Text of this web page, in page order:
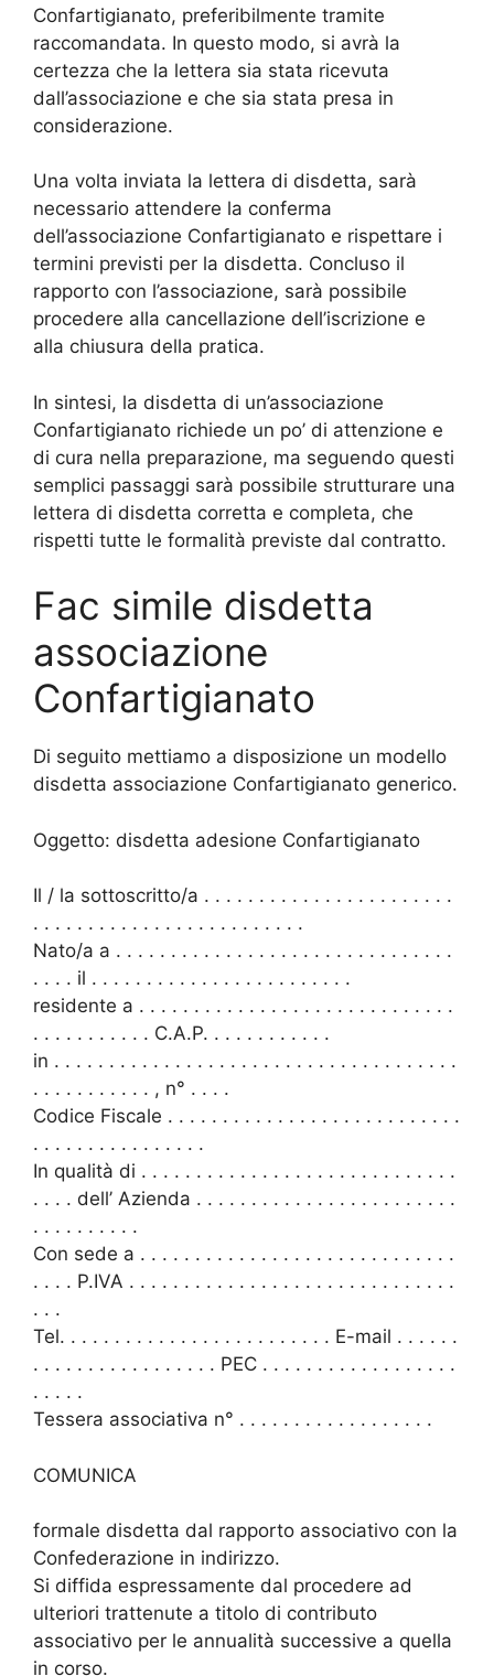
Confartigianato, preferibilmente tramite
raccomandata. In questo modo, si avrà la
certezza che la lettera sia stata ricevuta
dall’associazione e che sia stata presa in
considerazione.
Una volta inviata la lettera di disdetta, sarà
necessario attendere la conferma
dell’associazione Confartigianato e rispettare i
termini previsti per la disdetta. Concluso il
rapporto con l’associazione, sarà possibile
procedere alla cancellazione dell’iscrizione e
alla chiusura della pratica.
In sintesi, la disdetta di un’associazione
Confartigianato richiede un po’ di attenzione e
di cura nella preparazione, ma seguendo questi
semplici passaggi sarà possibile strutturare una
lettera di disdetta corretta e completa, che
rispetti tutte le formalità previste dal contratto.
Fac simile disdetta
associazione
Confartigianato
Di seguito mettiamo a disposizione un modello
disdetta associazione Confartigianato generico.
Oggetto: disdetta adesione Confartigianato
Il / la sottoscritto/a . . . . . . . . . . . . . . . . . . . . . . .
. . . . . . . . . . . . . . . . . . . . . . . . .
Nato/a a . . . . . . . . . . . . . . . . . . . . . . . . . . . . . . .
. . . . il . . . . . . . . . . . . . . . . . . . . . . . .
residente a . . . . . . . . . . . . . . . . . . . . . . . . . . . . .
. . . . . . . . . . . C.A.P. . . . . . . . . . . .
in . . . . . . . . . . . . . . . . . . . . . . . . . . . . . . . . . . . . .
. . . . . . . . . . . , n° . . . .
Codice Fiscale . . . . . . . . . . . . . . . . . . . . . . . . . . .
. . . . . . . . . . . . . . . .
In qualità di . . . . . . . . . . . . . . . . . . . . . . . . . . . . .
. . . . dell’ Azienda . . . . . . . . . . . . . . . . . . . . . . . .
. . . . . . . . . .
Con sede a . . . . . . . . . . . . . . . . . . . . . . . . . . . . .
. . . . P.IVA . . . . . . . . . . . . . . . . . . . . . . . . . . . . . .
. . .
Tel. . . . . . . . . . . . . . . . . . . . . . . . . E-mail . . . . . .
. . . . . . . . . . . . . . . . . PEC . . . . . . . . . . . . . . . . . .
. . . . .
Tessera associativa n° . . . . . . . . . . . . . . . . . .
COMUNICA
formale disdetta dal rapporto associativo con la
Confederazione in indirizzo.
Si diffida espressamente dal procedere ad
ulteriori trattenute a titolo di contributo
associativo per le annualità successive a quella
in corso.